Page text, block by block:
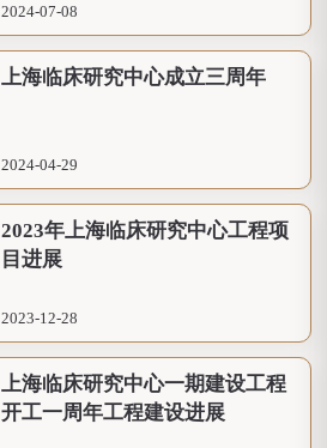
2024-07-08
上海临床研究中心成立三周年
2024-04-29
2023年上海临床研究中心工程项
目进展
2023-12-28
上海临床研究中心一期建设工程
开工一周年工程建设进展